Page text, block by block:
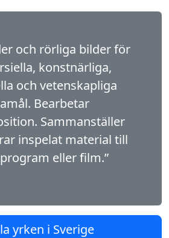
och rörliga bilder för
konstnärliga,
och vetenskapliga
Bearbetar
Sammanställer
inspelat material till
eller film.”
yrken i Sverige